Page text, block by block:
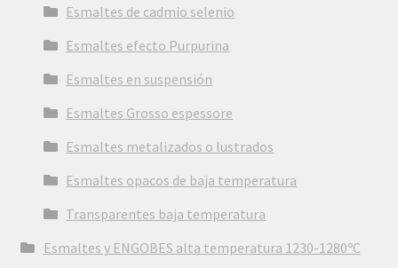
Esmaltes de cadmio selenio
Esmaltes efecto Purpurina
Esmaltes en suspensión
Esmaltes Grosso espessore
Esmaltes metalizados o lustrados
Esmaltes opacos de baja temperatura
Transparentes baja temperatura
Esmaltes y ENGOBES alta temperatura 1230-1280ºC